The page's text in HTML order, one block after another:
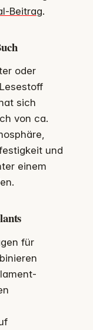
Beitrag.
oder
sich
von ca.
und
einem
für